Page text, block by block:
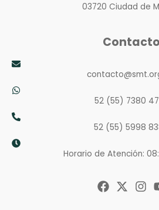
03720 Ciudad de
Contacto
52 (55) 7380
52 (55) 5998
Horario de Atención: